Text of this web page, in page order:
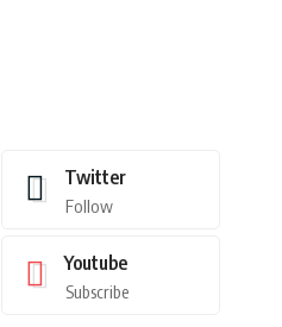
Twitter
Follow
Youtube
Subscribe